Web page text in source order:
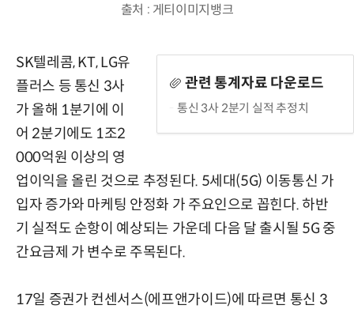
출처 : 게티이미지뱅크
관련 통계자료 다운로드
통신 3사 2분기 실적 추정치
SK텔레콤, KT, LG유
플러스 등 통신 3사
가 올해 1분기에 이
어 2분기에도 1조2
000억원 이상의 영
업이익을 올린 것으로 추정된다. 5세대(5G) 이동통신 가
입자 증가와 마케팅 안정화 가 주요인으로 꼽힌다. 하반
기 실적도 순항이 예상되는 가운데 다음 달 출시될 5G 중
간요금제 가 변수로 주목된다.
17일 증권가 컨센서스(에프앤가이드)에 따르면 통신 3